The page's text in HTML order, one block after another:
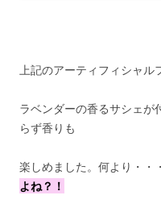
上記のアーティフィシャル
ラベンダーの香るサシェが
らず香りも
楽しめました。何より・
よね？！